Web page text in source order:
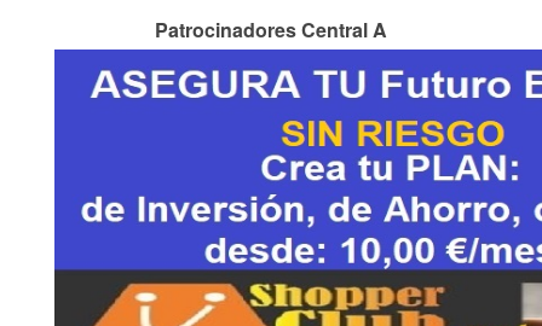
Patrocinadores Central A